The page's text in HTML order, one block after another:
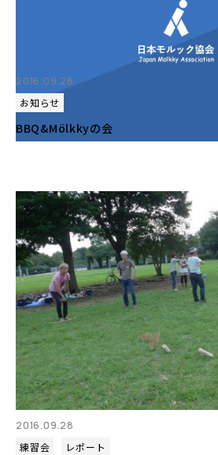
2016.09.28
お知らせ
BBQ&Mölkkyの会
2016.09.28
練習会
レポート